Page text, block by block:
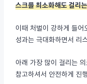
스크를 최소화해도 걸리
이때 처벌이 강하게 들
성과는 극대화하면서 리
아래 가장 많이 걸리는
참고하셔서 안전하게 진